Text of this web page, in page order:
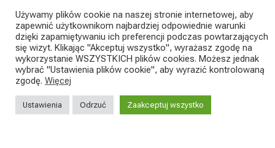
TORPADO KATEGORIE
Używamy plików cookie na naszej stronie internetowej, aby
zapewnić użytkownikom najbardziej odpowiednie warunki
dzięki zapamiętywaniu ich preferencji podczas powtarzających
się wizyt. Klikając "Akceptuj wszystko", wyrażasz zgodę na
wykorzystanie WSZYSTKICH plików cookies. Możesz jednak
wybrać "Ustawienia plików cookie", aby wyrazić kontrolowaną
zgodę. Więcej
Ustawienia Odrzuć Zaakceptuj wszystko